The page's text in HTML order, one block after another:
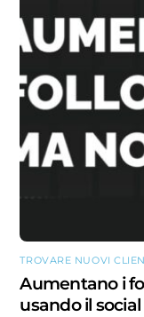
TROVARE NUOVI
Aumentano i
usando il